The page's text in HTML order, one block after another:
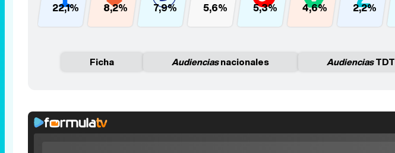
22,1% 8,2% 7,9% 5,6% 5,3% 4,6% 2,2%
Ficha Audienciasnacionales AudienciasTDT